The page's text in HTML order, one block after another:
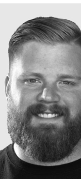
fannar@hedinn.is
fannar@hedinn.is
Download Card